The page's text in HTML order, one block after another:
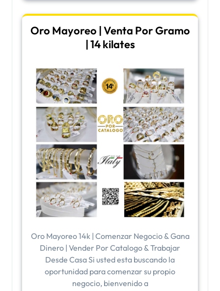
Oro Mayoreo | Venta Por Gramo
| 14 kilates
Oro Mayoreo 14k | Comenzar Negocio & Gana
Dinero | Vender Por Catalogo & Trabajar
Desde Casa Si usted esta buscando la
oportunidad para comenzar su propio
negocio, bienvenido a